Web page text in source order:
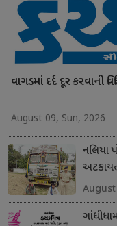
વાગડમાં દર્દ દૂર કરવાની
August 09, Sun, 2026
નલિયા
August